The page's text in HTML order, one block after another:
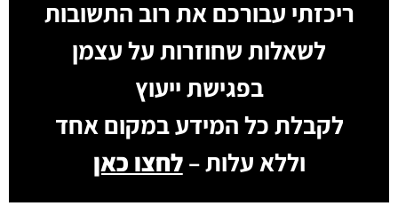
ריכזתי עבורכם את רוב התשובות
לשאלות שחוזרות על עצמן
בפגישת ייעוץ
לקבלת כל המידע במקום אחד
וללא עלות –לחצו כאן